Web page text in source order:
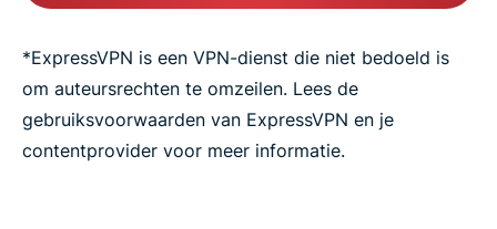
*ExpressVPN is een VPN-dienst die niet bedoeld is
om auteursrechten te omzeilen. Lees de
gebruiksvoorwaarden van ExpressVPN en je
contentprovider voor meer informatie.